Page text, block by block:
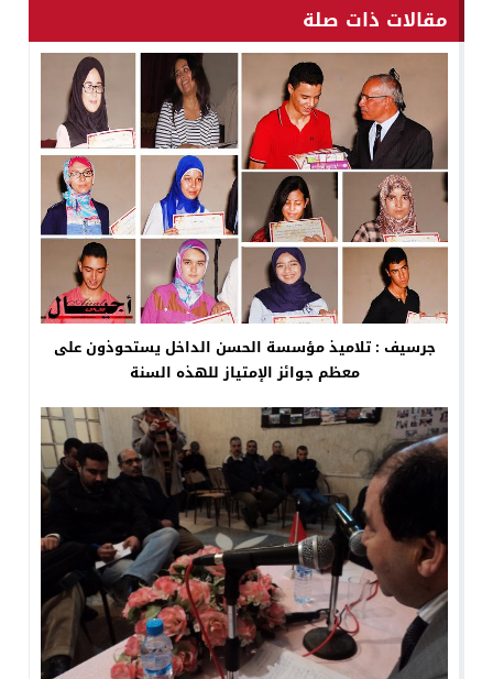
مقالات ذات صلة
جرسيف : تلاميذ مؤسسة الحسن الداخل يستحوذون على
معظم جوائز الإمتياز للهذه السنة